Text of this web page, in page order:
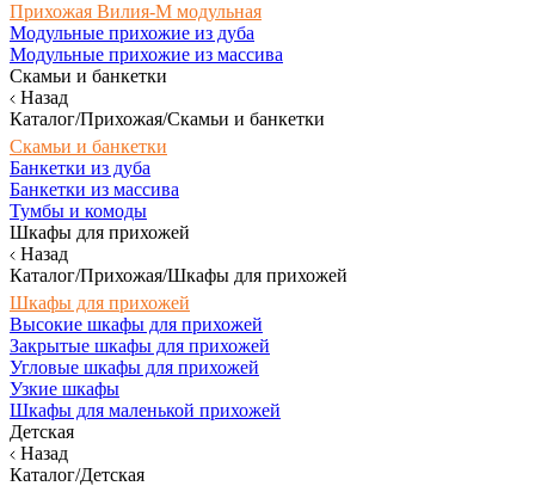
Прихожая Вилия-М модульная
Модульные прихожие из дуба
Модульные прихожие из массива
Скамьи и банкетки
Назад
Каталог/Прихожая/Скамьи и банкетки
Скамьи и банкетки
Банкетки из дуба
Банкетки из массива
Тумбы и комоды
Шкафы для прихожей
Назад
Каталог/Прихожая/Шкафы для прихожей
Шкафы для прихожей
Высокие шкафы для прихожей
Закрытые шкафы для прихожей
Угловые шкафы для прихожей
Узкие шкафы
Шкафы для маленькой прихожей
Детская
Назад
Каталог/Детская